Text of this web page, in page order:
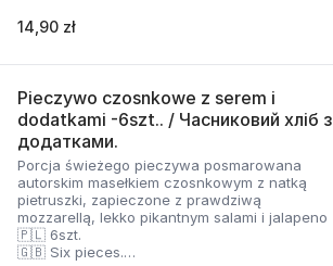
14,90 zł
Pieczywo czosnkowe z serem i
dodatkami -6szt.. / Часниковий хліб з
додатками.
Porcja świeżego pieczywa posmarowana
autorskim masełkiem czosnkowym z natką
pietruszki, zapieczone z prawdziwą
mozzarellą, lekko pikantnym salami i jalapeno
🇵🇱 6szt.
🇬🇧 Six pieces.